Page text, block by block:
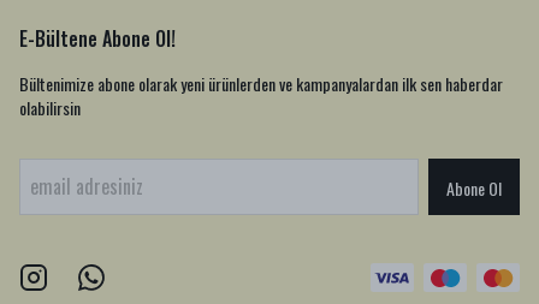
E-Bültene Abone Ol!
Bültenimize abone olarak yeni ürünlerden ve kampanyalardan ilk sen haberdar
olabilirsin
Abone Ol